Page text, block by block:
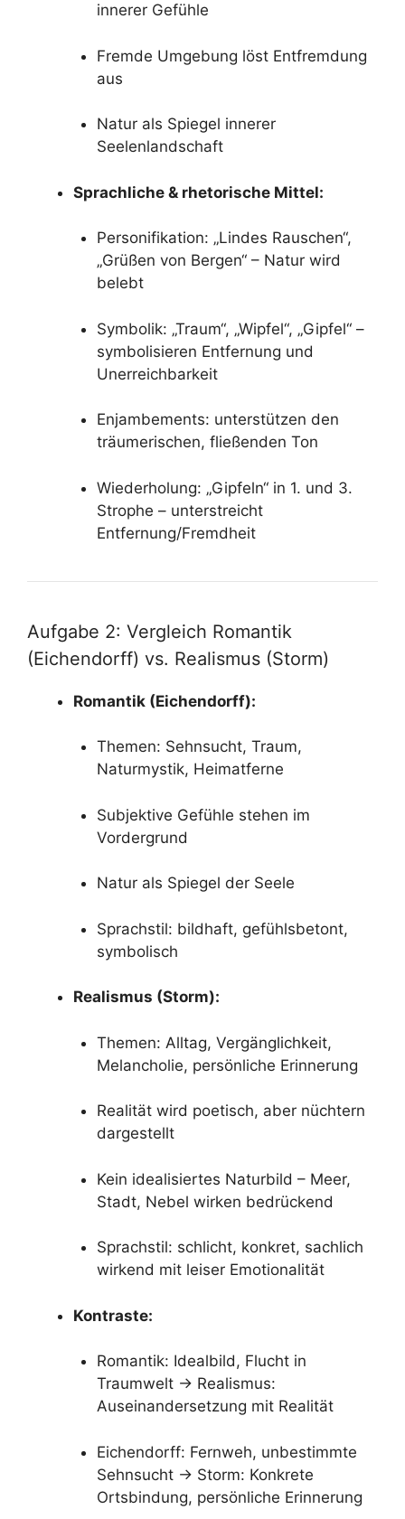
innerer Gefühle
Fremde Umgebung löst Entfremdung
aus
Natur als Spiegel innerer
Seelenlandschaft
Sprachliche & rhetorische Mittel:
Personifikation: „Lindes Rauschen“,
„Grüßen von Bergen“ – Natur wird
belebt
Symbolik: „Traum“, „Wipfel“, „Gipfel“ –
symbolisieren Entfernung und
Unerreichbarkeit
Enjambements: unterstützen den
träumerischen, fließenden Ton
Wiederholung: „Gipfeln“ in 1. und 3.
Strophe – unterstreicht
Entfernung/Fremdheit
Aufgabe 2: Vergleich Romantik
(Eichendorff) vs. Realismus (Storm)
Romantik (Eichendorff):
Themen: Sehnsucht, Traum,
Naturmystik, Heimatferne
Subjektive Gefühle stehen im
Vordergrund
Natur als Spiegel der Seele
Sprachstil: bildhaft, gefühlsbetont,
symbolisch
Realismus (Storm):
Themen: Alltag, Vergänglichkeit,
Melancholie, persönliche Erinnerung
Realität wird poetisch, aber nüchtern
dargestellt
Kein idealisiertes Naturbild – Meer,
Stadt, Nebel wirken bedrückend
Sprachstil: schlicht, konkret, sachlich
wirkend mit leiser Emotionalität
Kontraste:
Romantik: Idealbild, Flucht in
Traumwelt → Realismus:
Auseinandersetzung mit Realität
Eichendorff: Fernweh, unbestimmte
Sehnsucht → Storm: Konkrete
Ortsbindung, persönliche Erinnerung